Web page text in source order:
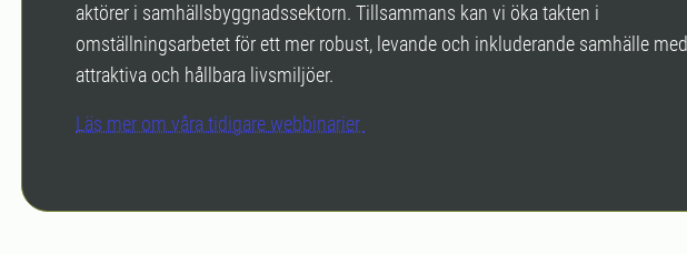
aktörer i samhällsbyggnadssektorn. Tillsammans kan vi öka takten i
omställningsarbetet för ett mer robust, levande och inkluderande samhälle med
attraktiva och hållbara livsmiljöer.
Läs mer om våra tidigare webbinarier